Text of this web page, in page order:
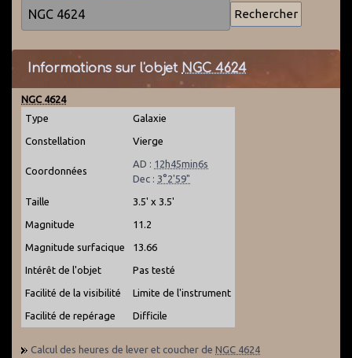
Informations sur l'objet NGC 4624
NGC 4624
Type
Galaxie
Constellation Vierge
Coordonnées
AD : 12h45min6s
Dec : 3°2'59"
Taille 3.5' x 3.5'
Magnitude 11.2
Magnitude surfacique 13.66
Intérêt de l'objet Pas testé
Facilité de la visibilité Limite de l'instrument
Facilité de repérage Difficile
Calcul des heures de lever et coucher de NGC 4624